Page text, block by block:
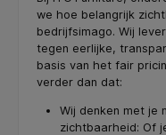
we hoe belangrijk
bedrijfsimago. Wij
tegen eerlijke,
basis van het fair
verder dan dat:
Wij denken met je
zichtbaarheid: Of